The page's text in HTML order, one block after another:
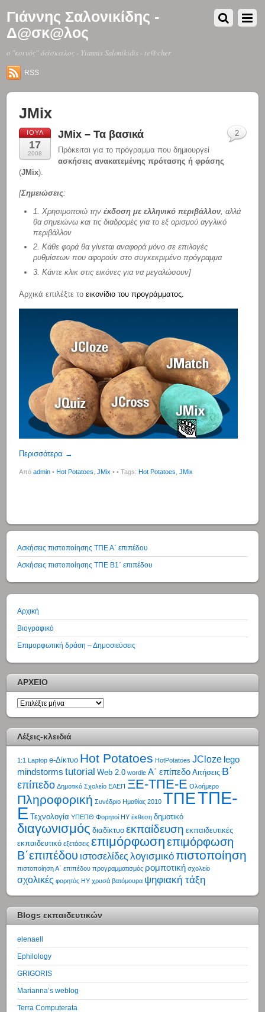
Γιάννης Σαλονικίδης -
Δ@σκ@λος
o "κοινός" δάσκαλος - Yiannis Salonikidis - te@cher
RSS
JMix
ΙΟΎΛ
17
2008
JMix – Τα βασικά
Πρόκειται για το πρόγραμμα που δημιουργεί
ασκήσεις ανακατεμένης πρότασης ή φράσης
(JMix).
[Σημειώσεις:
1. Χρησιμοποιώ τηνέκδοση με ελληνικό περιβάλλον , αλλά
θα σημειώνω και τις διαδρομές για το εξ ορισμού αγγλικό
περιβάλλον
2. Κάθε φορά θα γίνεται αναφορά μόνο σε επιλογές
ρυθμίσεων που αφορούν στο συγκεκριμένο πρόγραμμα
3. Κάντε κλικ στις εικόνες για να μεγαλώσουν]
Αρχικά επιλέξτε τοεικονίδιο του προγράμματος.
Περισσότερα →
Απόadmin • Hot Potatoes,JMix •
2
• Tags: Hot Potatoes,JMix
Ασκήσεις πιστοποίησης ΤΠΕ Α΄ επιπέδου
Ασκήσεις πιστοποίησης ΤΠΕ Β1΄ επιπέδου
Αρχική
Βιογραφικό
Επιμορφωτική δράση – Δημοσιεύσεις
ΑΡΧΕΙΟ
ΑΡΧΕΙΟ
Λέξεις-κλειδιά
1:1 Laptop e-Δίκτυο Hot Potatoes HotPotatoes JCloze lego
mindstorms tutorial Web 2.0 wordle Α΄ επίπεδο Αιτήσεις Β΄
επίπεδο Δημοτικό Σχολείο ΕΑΕΠ ΞΕ-ΤΠΕ-Ε Ολοήμερο
Πληροφορική Συνέδριο Ημαθίας 2010 ΤΠΕΤΠΕ-
Ε Τεχνολογία ΥΠΕΠΘ Φορητοί ΗΥ έκθεση δημοτικό
διαγωνισμός διαδίκτυο εκπαίδευση εκπαιδευτικές
εκπαιδευτικό εξετάσεις επιμόρφωσηεπιμόρφωση
Β΄επιπέδου ιστοσελίδες λογισμικόπιστοποίηση
πιστοποίηση Α΄ επιπέδου προγραμματισμός ρομποτική σχολείο
σχολικές φορητός ΗΥ χρυσά βατόμουρα ψηφιακή τάξη
Blogs εκπαιδευτικών
elenaell
Ephilology
GRIGORIS
Marianna’s weblog
Terra Computerata